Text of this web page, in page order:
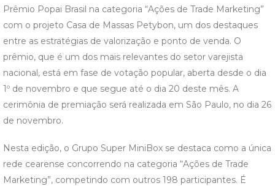
Prêmio Popai Brasil na categoria “Ações de Trade Marketing”
com o projeto Casa de Massas Petybon, um dos destaques
entre as estratégias de valorização e ponto de venda. O
prêmio, que é um dos mais relevantes do setor varejista
nacional, está em fase de votação popular, aberta desde o dia
1º de novembro e que segue até o dia 20 deste mês. A
cerimônia de premiação será realizada em São Paulo, no dia 26
de novembro.
Nesta edição, o Grupo Super MiniBox se destaca como a única
rede cearense concorrendo na categoria “Ações de Trade
Marketing”, competindo com outros 198 participantes. É